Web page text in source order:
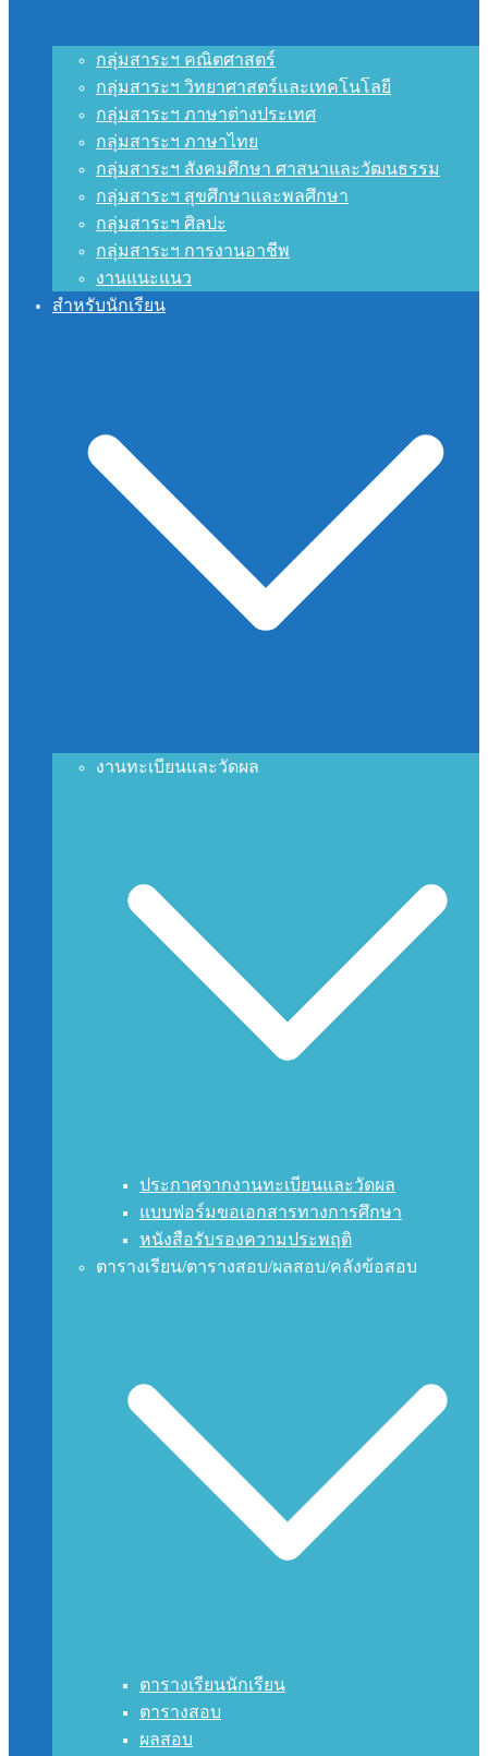
กลุ่มสาระฯ คณิตศาสตร์
กลุ่มสาระฯ วิทยาศาสตร์และเทคโนโลยี
กลุ่มสาระฯ ภาษาต่างประเทศ
กลุ่มสาระฯ ภาษาไทย
กลุ่มสาระฯ สังคมศึกษา ศาสนาและวัฒนธรรม
กลุ่มสาระฯ สุขศึกษาและพลศึกษา
กลุ่มสาระฯ ศิลปะ
กลุ่มสาระฯ การงานอาชีพ
งานแนะแนว
สำหรับนักเรียน
งานทะเบียนและวัดผล
ประกาศจากงานทะเบียนและวัดผล
แบบฟอร์มขอเอกสารทางการศึกษา
หนังสือรับรองความประพฤติ
ตารางเรียน/ตารางสอบ/ผลสอบ/คลังข้อสอบ
ตารางเรียนนักเรียน
ตารางสอบ
ผลสอบ